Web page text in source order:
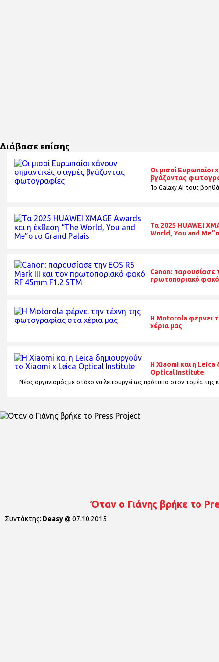
Διάβασε επίσης
Οι μισοί Ευρωπαίοι
βγάζοντας
Το Galaxy AI τους
Τα 2025 HUAWEI
World, You and
Canon: παρουσίασε
πρωτοποριακό φακό
H Motorola φέρνει
χέρια μας
H Xiaomi και η
Optical Institute
Νέος οργανισμός με στόχο να λειτουργεί ως πρότυπο στον τομέα της
Όταν ο Γιάνης βρήκε το
Συντάκτης: Deasy@ 07.10.2015